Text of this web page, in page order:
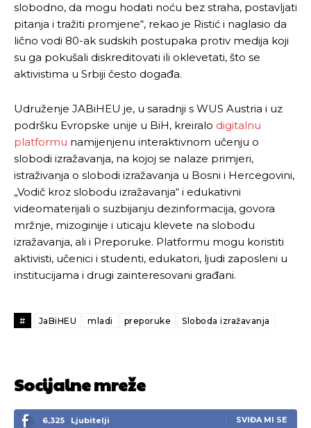
Pusti priču da živi!
Ovim putem želimo da vam se zahvalimo što ste
odlučili da pustite Vašu priču da živi, Redakcija
Objavi.ba
[wpuf_form id=”7463”]
Pusti priču da živi!
Ovim putem želimo da vam se zahvalimo što ste
odlučili da pustite Vašu priču da živi, Redakcija
Objavi.ba
[wpuf_form id=”7463”]
slobodno, da mogu hodati noću bez straha, postavljati
pitanja i tražiti promjene“, rekao je Ristić i naglasio da
lično vodi 80-ak sudskih postupaka protiv medija koji
su ga pokušali diskreditovati ili oklevetati, što se
aktivistima u Srbiji često događa.
Udruženje JABiHEU je, u saradnji s WUS Austria i uz
podršku Evropske unije u BiH, kreiralo digitalnu
platformu namijenjenu interaktivnom učenju o
slobodi izražavanja, na kojoj se nalaze primjeri,
istraživanja o slobodi izražavanja u Bosni i Hercegovini,
„Vodič kroz slobodu izražavanja“ i edukativni
videomaterijali o suzbijanju dezinformacija, govora
mržnje, mizoginije i uticaju klevete na slobodu
izražavanja, ali i Preporuke. Platformu mogu koristiti
aktivisti, učenici i studenti, edukatori, ljudi zaposleni u
institucijama i drugi zainteresovani građani.
# JaBiHEU mladi preporuke Sloboda izražavanja
Socijalne mreže
6,325 Ljubitelji SVIĐA MI SE